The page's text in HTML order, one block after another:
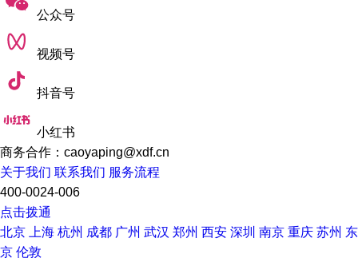
【 最新申请要求 】
一、本科申请要求
公众号
视频号
抖音号
小红书
商务合作：caoyaping@xdf.cn
关于我们 联系我们 服务流程
400-0024-006
点击拨通
北京
上海 杭州 成都 广州 武汉 郑州 西安 深圳 南京 重庆 苏州 东
京 伦敦